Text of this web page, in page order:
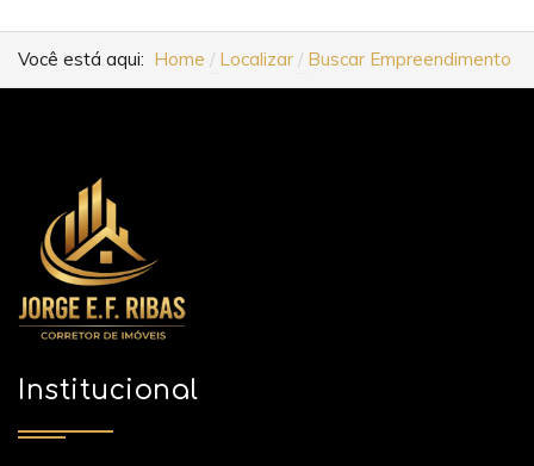
Você está aqui: Home Localizar Buscar Empreendimento
Institucional